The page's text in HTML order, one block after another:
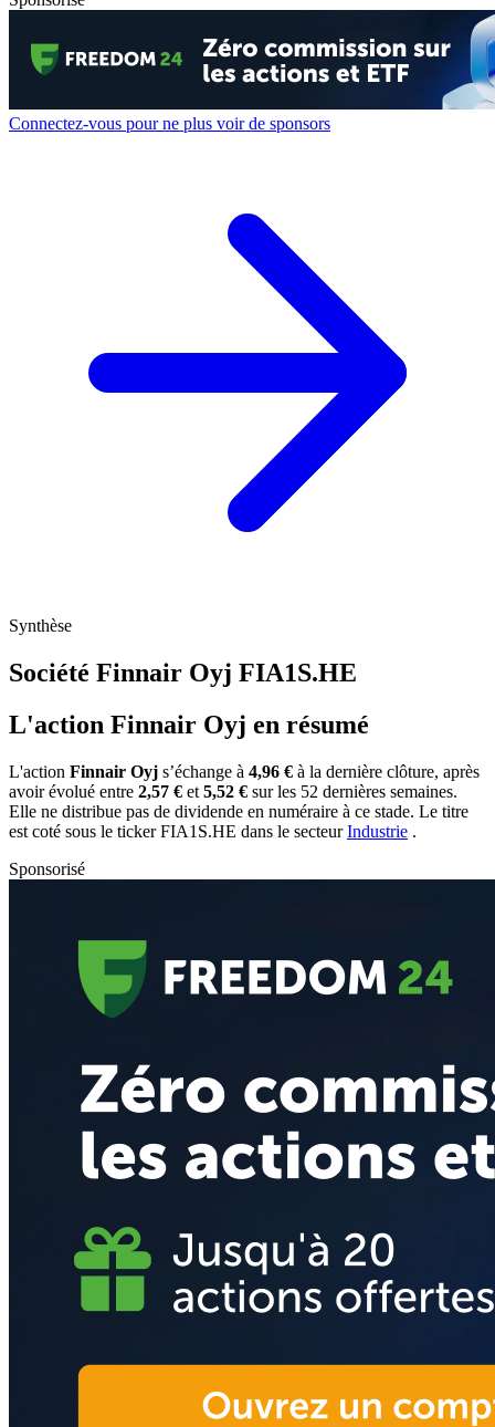
Connectez-vous pour ne plus voir de sponsors
Synthèse
Société Finnair Oyj FIA1S.HE
L'action Finnair Oyj en résumé
L'action Finnair Oyj s’échange à 4,96 € à la dernière clôture, après
avoir évolué entre 2,57 € et 5,52 € sur les 52 dernières semaines.
Elle ne distribue pas de dividende en numéraire à ce stade. Le titre
est coté sous le tickerFIA1S.HE dans le secteurIndustrie .
Sponsorisé